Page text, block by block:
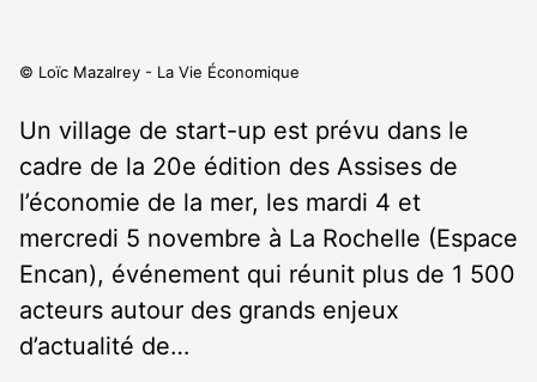
© Loïc Mazalrey - La Vie Économique
Un village de start-up est prévu dans le
cadre de la 20e édition des Assises de
l’économie de la mer, les mardi 4 et
mercredi 5 novembre à La Rochelle (Espace
Encan), événement qui réunit plus de 1 500
acteurs autour des grands enjeux
d’actualité de…